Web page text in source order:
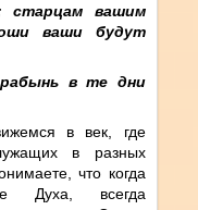
старцам вашим
ваши будут
в те дни
в век, где
в разных
что когда
Духа, всегда